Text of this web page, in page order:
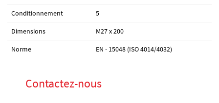
Conditionnement 5
Dimensions M27 x 200
Norme EN - 15048 (ISO 4014/4032)
Contactez-nous